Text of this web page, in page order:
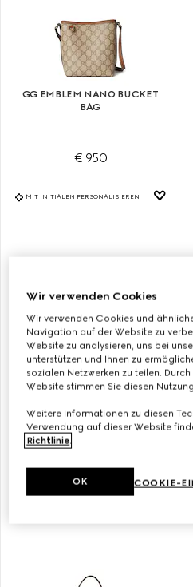
GG EMBLEM NANO BUCKET
BAG
€ 950
MIT INITIALEN PERSONALISIEREN
KLEINE GG EMBLEM BUCKET
MIT INITIALEN PERSONALISIEREN
Wir verwenden Cookies
Wir verwenden Cookies und
Navigation auf der Website zu
Website zu analysieren, uns bei
unterstützen und Ihnen zu
sozialen Netzwerken zu teilen.
Website stimmen Sie diesen
Weitere Informationen zu diesen
Verwendung auf dieser Website
Richtlinie.
COOKIE-
OK